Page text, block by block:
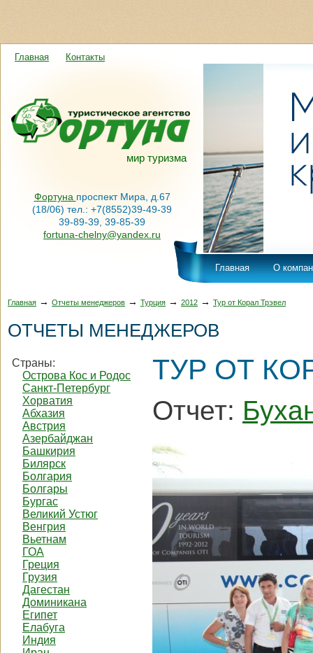
мир туризма
Главная Контакты
Фортуна проспект Мира, д.67
(18/06) тел.: +7(8552)39-49-39
39-89-39, 39-85-39
fortuna-chelny@yandex.ru
Главная О
Главная → Отчеты менеджеров → Турция → 2012 → Тур от Корал Трэвел
ОТЧЕТЫ МЕНЕДЖЕРОВ
Страны:
Острова Кос и Родос
Санкт-Петербург
Хорватия
Абхазия
Австрия
Азербайджан
Башкирия
Билярск
Болгария
Болгары
Бургас
Великий Устюг
Венгрия
Вьетнам
ГОА
Греция
Грузия
Дагестан
Доминикана
Египет
Елабуга
Индия
ТУР ОТ
Отчет: